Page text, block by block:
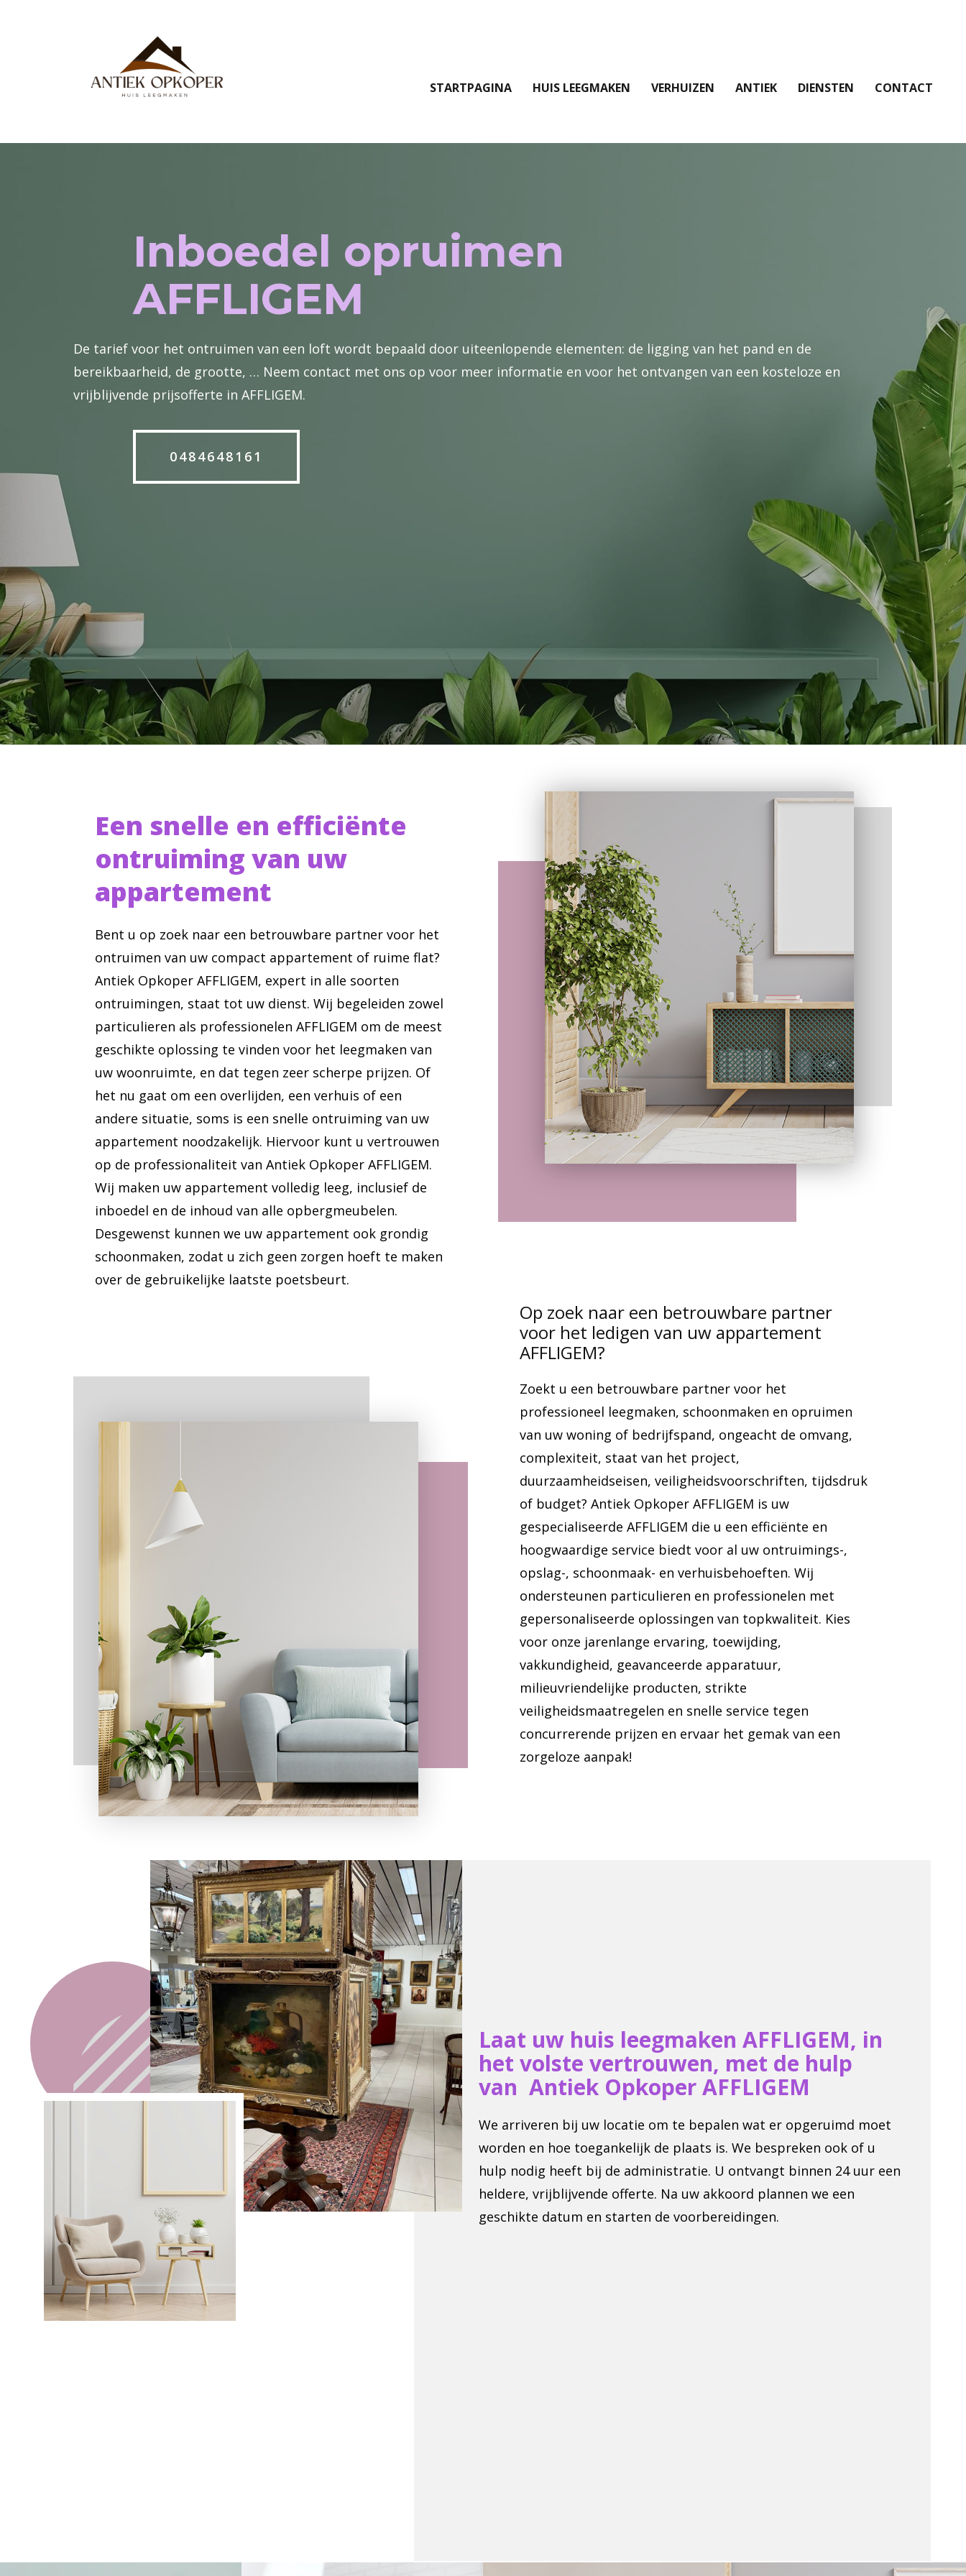
STARTPAGINA HUIS LEEGMAKEN VERHUIZEN ANTIEK DIENSTEN CONTACT
Inboedel opruimen
AFFLIGEM
De tarief voor het ontruimen van een loft wordt bepaald door uiteenlopende elementen: de ligging van het pand en de
bereikbaarheid, de grootte, … Neem contact met ons op voor meer informatie en voor het ontvangen van een kosteloze en
vrijblijvende prijsofferte in AFFLIGEM.
0484648161
Een snelle en efficiënte
ontruiming van uw
appartement
Bent u op zoek naar een betrouwbare partner voor het
ontruimen van uw compact appartement of ruime flat?
Antiek Opkoper AFFLIGEM, expert in alle soorten
ontruimingen, staat tot uw dienst. Wij begeleiden zowel
particulieren als professionelen AFFLIGEM om de meest
geschikte oplossing te vinden voor het leegmaken van
uw woonruimte, en dat tegen zeer scherpe prijzen. Of
het nu gaat om een overlijden, een verhuis of een
andere situatie, soms is een snelle ontruiming van uw
appartement noodzakelijk. Hiervoor kunt u vertrouwen
op de professionaliteit van Antiek Opkoper AFFLIGEM.
Wij maken uw appartement volledig leeg, inclusief de
inboedel en de inhoud van alle opbergmeubelen.
Desgewenst kunnen we uw appartement ook grondig
schoonmaken, zodat u zich geen zorgen hoeft te maken
over de gebruikelijke laatste poetsbeurt.
Op zoek naar een betrouwbare partner
voor het ledigen van uw appartement
AFFLIGEM?
Zoekt u een betrouwbare partner voor het
professioneel leegmaken, schoonmaken en opruimen
van uw woning of bedrijfspand, ongeacht de omvang,
complexiteit, staat van het project,
duurzaamheidseisen, veiligheidsvoorschriften, tijdsdruk
of budget? Antiek Opkoper AFFLIGEM is uw
gespecialiseerde AFFLIGEM die u een efficiënte en
hoogwaardige service biedt voor al uw ontruimings-,
opslag-, schoonmaak- en verhuisbehoeften. Wij
ondersteunen particulieren en professionelen met
gepersonaliseerde oplossingen van topkwaliteit. Kies
voor onze jarenlange ervaring, toewijding,
vakkundigheid, geavanceerde apparatuur,
milieuvriendelijke producten, strikte
veiligheidsmaatregelen en snelle service tegen
concurrerende prijzen en ervaar het gemak van een
zorgeloze aanpak!
Laat uw huis leegmaken AFFLIGEM, in
het volste vertrouwen, met de hulp
van Antiek Opkoper AFFLIGEM
We arriveren bij uw locatie om te bepalen wat er opgeruimd moet
worden en hoe toegankelijk de plaats is. We bespreken ook of u
hulp nodig heeft bij de administratie. U ontvangt binnen 24 uur een
heldere, vrijblijvende offerte. Na uw akkoord plannen we een
geschikte datum en starten de voorbereidingen.